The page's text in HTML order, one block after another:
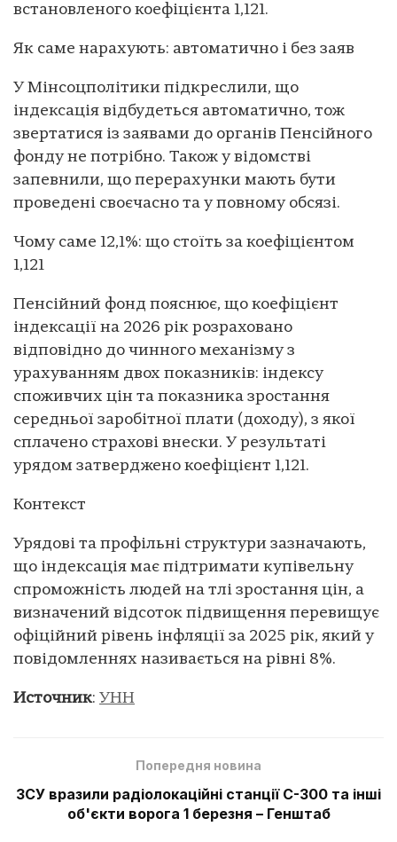
встановленого коефіцієнта 1,121.
Як саме нарахують: автоматично і без заяв
У Мінсоцполітики підкреслили, що
індексація відбудеться автоматично, тож
звертатися із заявами до органів Пенсійного
фонду не потрібно. Також у відомстві
запевнили, що перерахунки мають бути
проведені своєчасно та у повному обсязі.
Чому саме 12,1%: що стоїть за коефіцієнтом
1,121
Пенсійний фонд пояснює, що коефіцієнт
індексації на 2026 рік розраховано
відповідно до чинного механізму з
урахуванням двох показників: індексу
споживчих цін та показника зростання
середньої заробітної плати (доходу), з якої
сплачено страхові внески. У результаті
урядом затверджено коефіцієнт 1,121.
Контекст
Урядові та профільні структури зазначають,
що індексація має підтримати купівельну
спроможність людей на тлі зростання цін, а
визначений відсоток підвищення перевищує
офіційний рівень інфляції за 2025 рік, який у
повідомленнях називається на рівні 8%.
Источник: УНН
Попередня новина
ЗСУ вразили радіолокаційні станції С-300 та інші
об'єкти ворога 1 березня – Генштаб